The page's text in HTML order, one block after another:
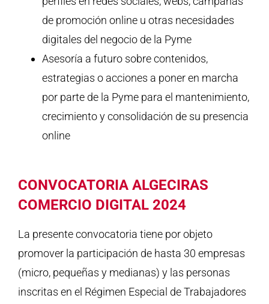
de promoción online u otras necesidades
digitales del negocio de la Pyme
Asesoría a futuro sobre contenidos,
estrategias o acciones a poner en marcha
por parte de la Pyme para el mantenimiento,
crecimiento y consolidación de su presencia
online
CONVOCATORIA ALGECIRAS
COMERCIO DIGITAL 2024
La presente convocatoria tiene por objeto
promover la participación de hasta 30 empresas
(micro, pequeñas y medianas) y las personas
inscritas en el Régimen Especial de Trabajadores